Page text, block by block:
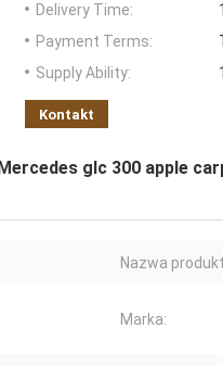
Delivery Time:
Payment Terms:
Supply Ability:
Kontakt
glc 300 apple
Nazwa
Marka: